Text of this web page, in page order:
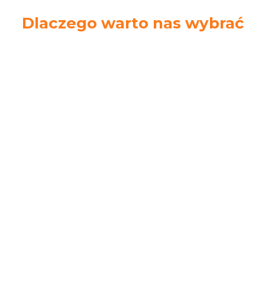
Dlaczego warto nas wybrać